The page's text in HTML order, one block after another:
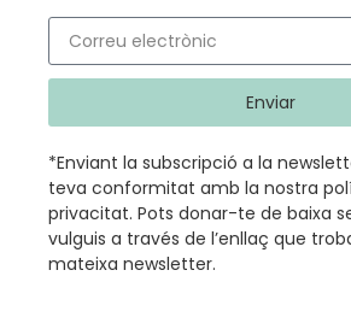
Enviar
*Enviant la subscripció a la
teva conformitat amb la nostra
privacitat. Pots donar-te de baixa
vulguis a través de l’enllaç que
mateixa newsletter.